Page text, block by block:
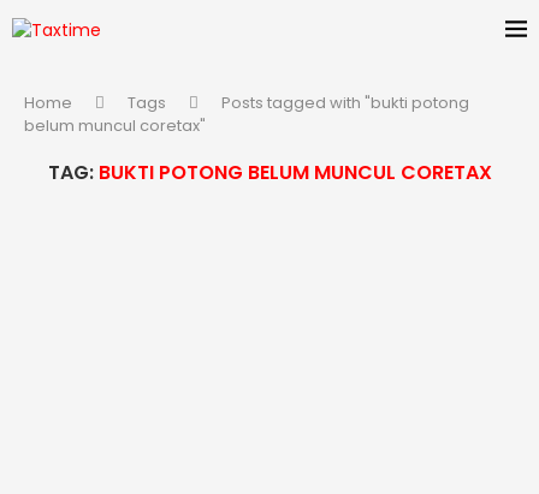
Home Tags
Posts tagged with "bukti potong
belum muncul coretax"
TAG: BUKTI POTONG BELUM MUNCUL CORETAX